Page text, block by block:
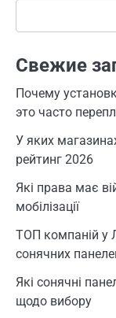
Свежие
Почему
это часто
У яких
рейтинг 2026
Які права має
мобілізації
ТОП компаній у
сонячних
Які сонячні
щодо вибору